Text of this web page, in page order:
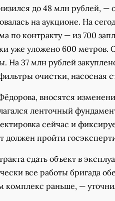
до 48 млн рублей, —
на аукционе. На
по контракту — из 700
уже уложено 600 метров.
На 37 млн рублей
очистки, насосная
вносятся
ленточный
сейчас и
пройти
сдать объект в
все работы бригада
комплекс раньше, —